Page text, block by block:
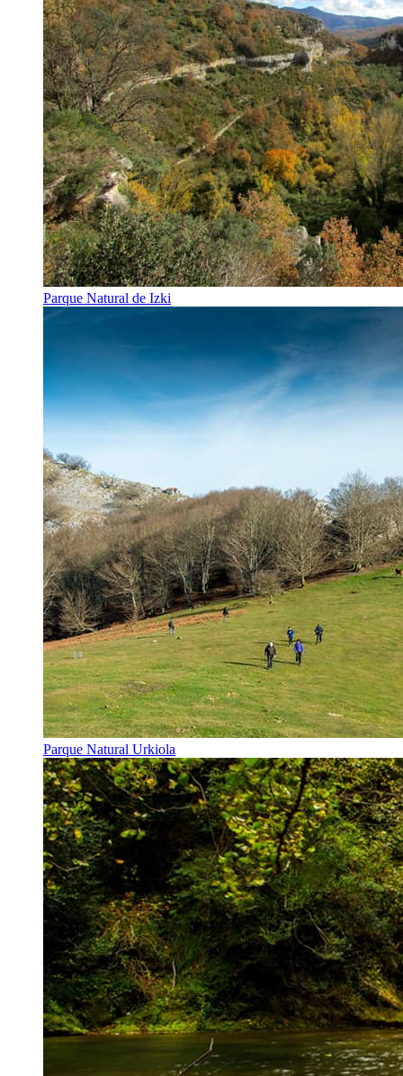
Parque Natural de Izki
Parque Natural Urkiola